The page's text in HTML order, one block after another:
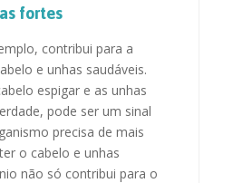
fortes
contribui para a
e unhas saudáveis.
espigar e as unhas
pode ser um sinal
precisa de mais
o cabelo e unhas
não só contribui para o